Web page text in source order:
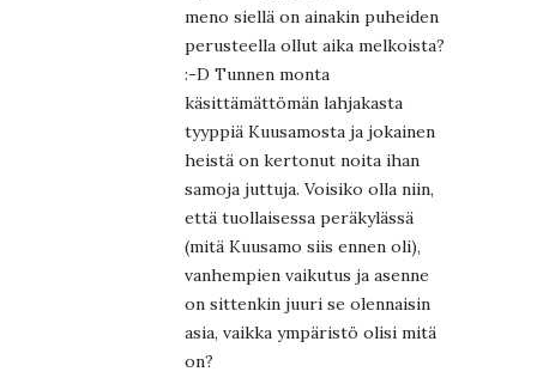
meno siellä on ainakin puheiden
perusteella ollut aika melkoista?
:-D Tunnen monta
käsittämättömän lahjakasta
tyyppiä Kuusamosta ja jokainen
heistä on kertonut noita ihan
samoja juttuja. Voisiko olla niin,
että tuollaisessa peräkylässä
(mitä Kuusamo siis ennen oli),
vanhempien vaikutus ja asenne
on sittenkin juuri se olennaisin
asia, vaikka ympäristö olisi mitä
on?